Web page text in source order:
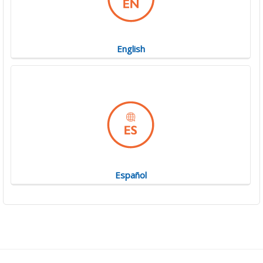
Español